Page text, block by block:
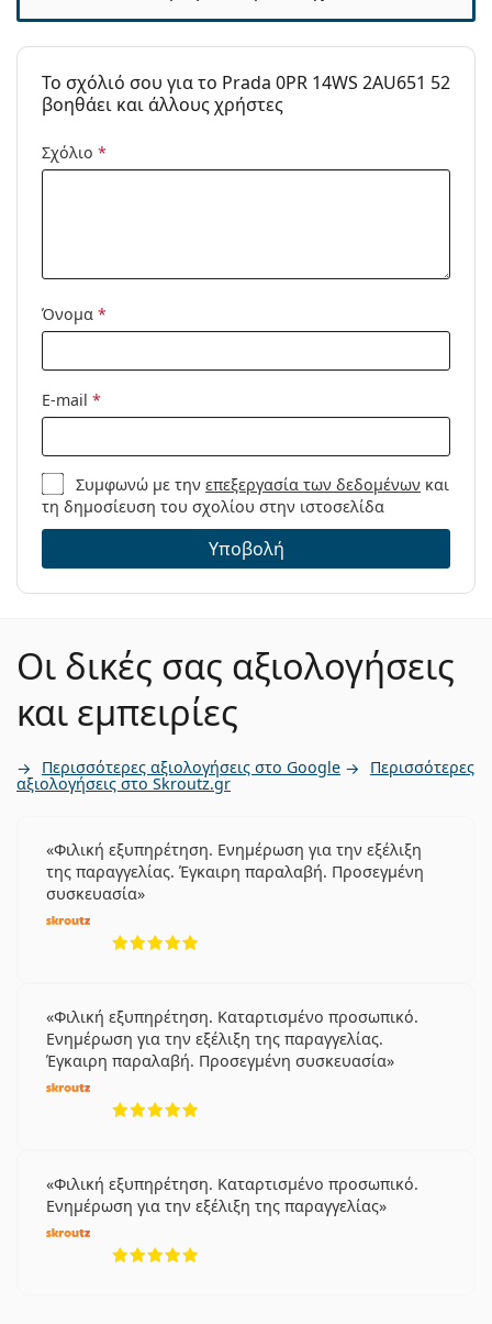
Χρήση:
Μόδα
Προϊόντος /
To σχόλιό σου για το Prada 0PR 14WS 2AU651 52
βοηθάει και άλλους χρήστες
Σχόλιο *
Όνομα *
E-mail *
Συμφωνώ με τηνεπεξεργασία των δεδομένων και
τη δημοσίευση του σχολίου στην ιστοσελίδα
Υποβολή
Οι δικές σας αξιολογήσεις
και εμπειρίες
Περισσότερες αξιολογήσεις στο Google Περισσότερες
αξιολογήσεις στο Skroutz.gr
Φιλική εξυπηρέτηση. Ενημέρωση για την εξέλιξη
της παραγγελίας. Έγκαιρη παραλαβή. Προσεγμένη
συσκευασία
Φιλική εξυπηρέτηση. Καταρτισμένο προσωπικό.
Ενημέρωση για την εξέλιξη της παραγγελίας.
Έγκαιρη παραλαβή. Προσεγμένη συσκευασία
Φιλική εξυπηρέτηση. Καταρτισμένο προσωπικό.
Ενημέρωση για την εξέλιξη της παραγγελίας